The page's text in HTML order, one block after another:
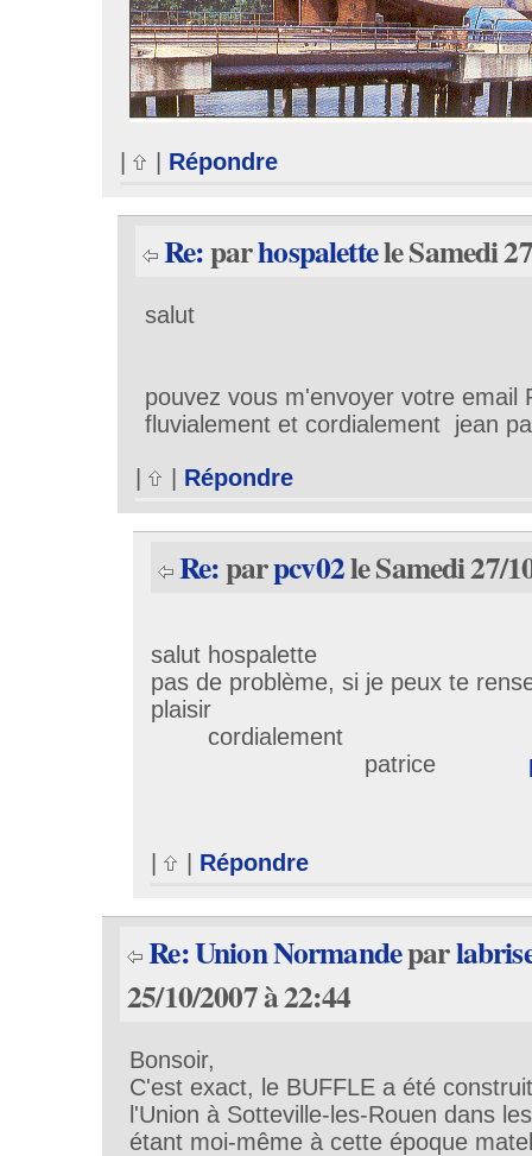
| Répondre
Re:parhospalettele Samedi
salut
pouvez vous m'envoyer votre email
fluvialement et cordialement jean
| | Répondre
Re:parpcv02le Samedi 27/
salut hospalette
pas de problème, si je peux te
plaisir
cordialement
patrice
Répondre
Re: Union Normandepar
25/10/2007 à 22:44
Bonsoir,
C'est exact, le BUFFLE a été
l'Union à Sotteville-les-Rouen dans
étant moi-même à cette époque